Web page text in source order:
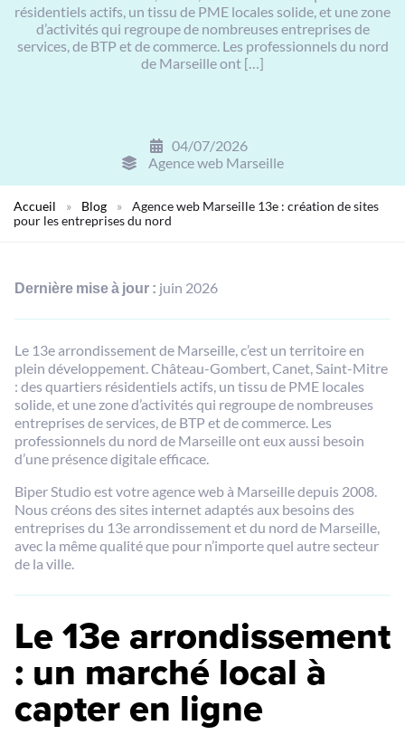
résidentiels actifs, un tissu de PME locales solide, et une zone
d’activités qui regroupe de nombreuses entreprises de
services, de BTP et de commerce. Les professionnels du nord
de Marseille ont […]
04/07/2026
Agence web Marseille
Accueil » Blog »
Agence web Marseille 13e : création de sites
pour les entreprises du nord
Dernière mise à jour : juin 2026
Le 13e arrondissement de Marseille, c’est un territoire en
plein développement. Château-Gombert, Canet, Saint-Mitre
: des quartiers résidentiels actifs, un tissu de PME locales
solide, et une zone d’activités qui regroupe de nombreuses
entreprises de services, de BTP et de commerce. Les
professionnels du nord de Marseille ont eux aussi besoin
d’une présence digitale efficace.
Biper Studio est votre agence web à Marseille depuis 2008.
Nous créons des sites internet adaptés aux besoins des
entreprises du 13e arrondissement et du nord de Marseille,
avec la même qualité que pour n’importe quel autre secteur
de la ville.
Le 13e arrondissement
: un marché local à
capter en ligne